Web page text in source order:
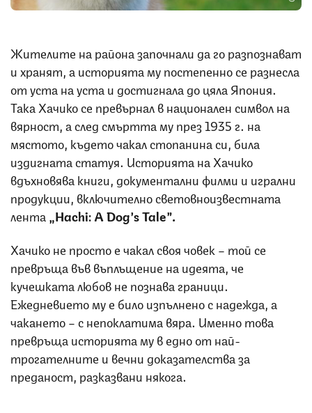
Жителите на района започнали да го разпознават
и хранят, а историята му постепенно се разнесла
от уста на уста и достигнала до цяла Япония.
Така Хачико се превърнал в национален символ на
вярност, а след смъртта му през 1935 г. на
мястото, където чакал стопанина си, била
издигната статуя. Историята на Хачико
вдъхновява книги, документални филми и игрални
продукции, включително световноизвестната
лента Hachi: A Dog’s Tale”.
Хачико не просто е чакал своя човек – той се
превръща във въплъщение на идеята, че
кучешката любов не познава граници.
Ежедневието му е било изпълнено с надежда, а
чакането – с непоклатима вяра. Именно това
превръща историята му в едно от най-
трогателните и вечни доказателства за
преданост, разказвани някога.